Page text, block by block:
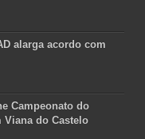
alarga acordo com
Campeonato do
Viana do Castelo